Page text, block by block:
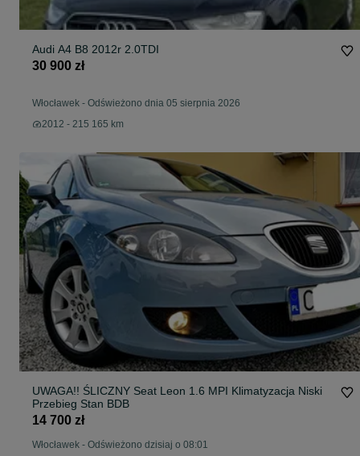
Audi A4 B8 2012r 2.0TDI
30 900 zł
Włocławek - Odświeżono dnia 05 sierpnia 2026
2012 - 215 165 km
UWAGA!! ŚLICZNY Seat Leon 1.6 MPI Klimatyzacja Niski
Przebieg Stan BDB
14 700 zł
Włocławek - Odświeżono dzisiaj o 08:01